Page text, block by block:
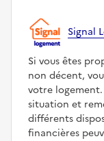
Signal
Si vous êtes
non décent,
votre
situation et
différents
financières